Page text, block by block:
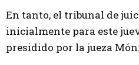
En tanto, el tribunal de
inicialmente para este
presidido por la jueza